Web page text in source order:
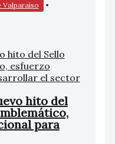
Valparaíso
•
hito del
para